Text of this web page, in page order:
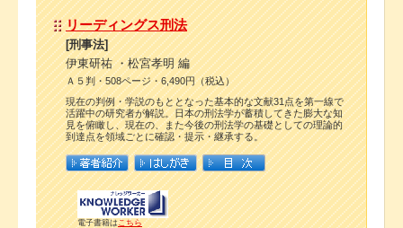
リーディングス刑法
[刑事法]
伊東研祐 ・松宮孝明 編
Ａ５判・508ページ・6,490円（税込）
現在の判例・学説のもととなった基本的な文献31点を第一線で
活躍中の研究者が解説。日本の刑法学が蓄積してきた膨大な知
見を俯瞰し、現在の、また今後の刑法学の基礎としての理論的
到達点を領域ごとに確認・提示・継承する。
電子書籍はこちら